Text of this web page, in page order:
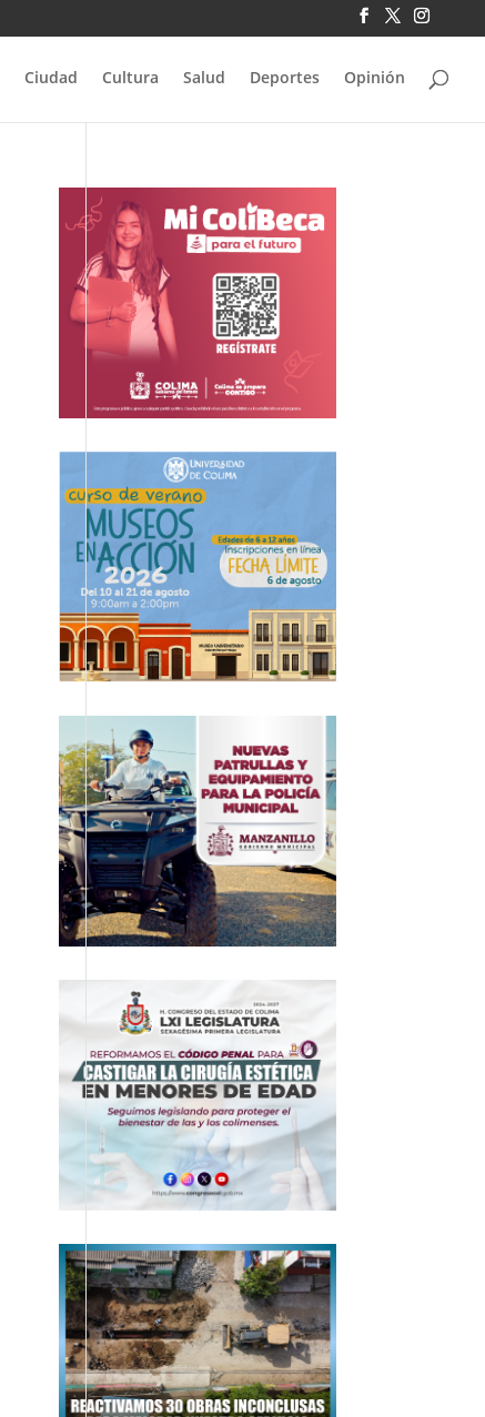
Ciudad Cultura Salud Deportes Opinión